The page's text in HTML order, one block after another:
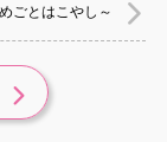
ごとはこやし～